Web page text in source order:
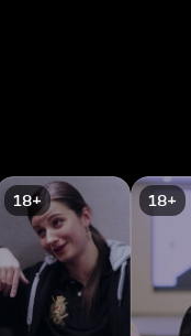
18+ 18+